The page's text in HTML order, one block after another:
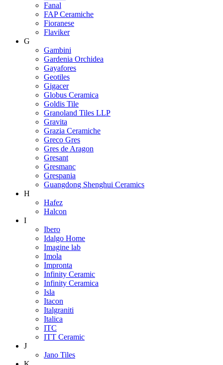
Fanal
FAP Ceramiche
Fioranese
Flaviker
G
Gambini
Gardenia Orchidea
Gayafores
Geotiles
Gigacer
Globus Ceramica
Goldis Tile
Granoland Tiles LLP
Gravita
Grazia Ceramiche
Greco Gres
Gres de Aragon
Gresant
Gresmanc
Grespania
Guangdong Shenghui Ceramics
H
Hafez
Halcon
I
Ibero
Idalgo Home
Imagine lab
Imola
Impronta
Infinity Ceramic
Infinity Ceramica
Isla
Itacon
Italgraniti
Italica
ITC
ITT Ceramic
J
Jano Tiles